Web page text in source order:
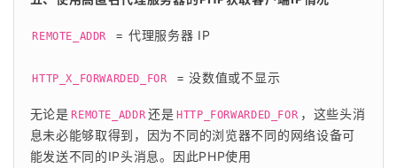
REMOTE_ADDR = 代理服务器 IP
HTTP_X_FORWARDED_FOR = 没数值或不显示
无论是 REMOTE_ADDR 还是 HTTP_FORWARDED_FOR ，这些头消
息未必能够取得到，因为不同的浏览器不同的网络设备可
能发送不同的IP头消息。因此PHP使用